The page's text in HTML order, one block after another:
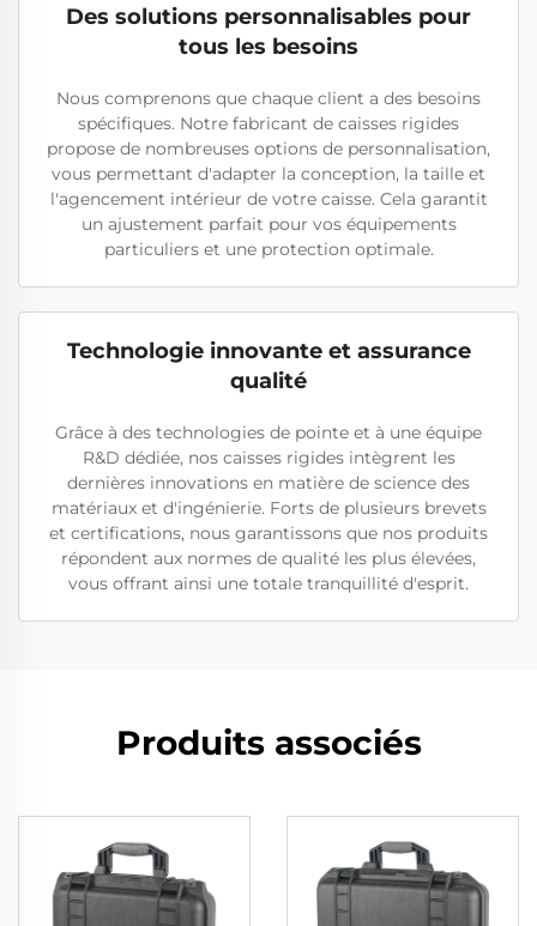
Des solutions personnalisables pour
tous les besoins
Nous comprenons que chaque client a des besoins
spécifiques. Notre fabricant de caisses rigides
propose de nombreuses options de personnalisation,
vous permettant d'adapter la conception, la taille et
l'agencement intérieur de votre caisse. Cela garantit
un ajustement parfait pour vos équipements
particuliers et une protection optimale.
Technologie innovante et assurance
qualité
Grâce à des technologies de pointe et à une équipe
R&D dédiée, nos caisses rigides intègrent les
dernières innovations en matière de science des
matériaux et d'ingénierie. Forts de plusieurs brevets
et certifications, nous garantissons que nos produits
répondent aux normes de qualité les plus élevées,
vous offrant ainsi une totale tranquillité d'esprit.
Produits associés